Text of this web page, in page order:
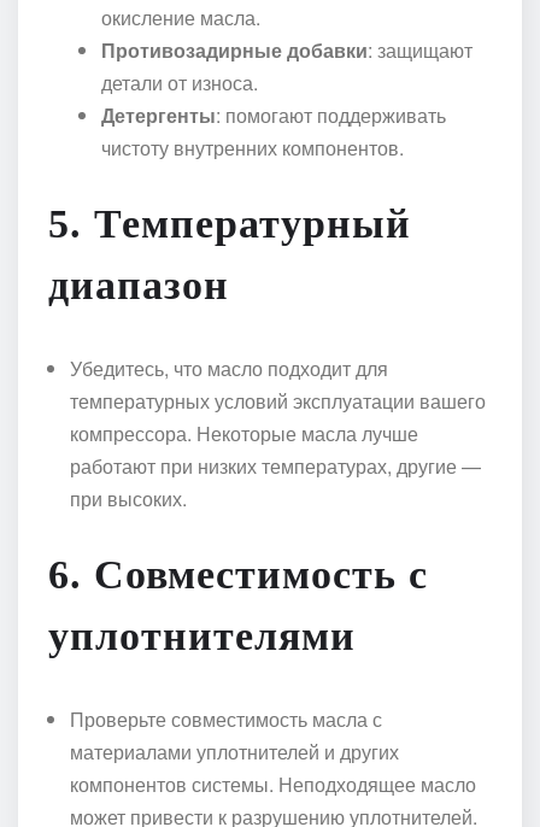
окисление масла.
Противозадирные добавки: защищают
детали от износа.
Детергенты: помогают поддерживать
чистоту внутренних компонентов.
5. Температурный
диапазон
Убедитесь, что масло подходит для
температурных условий эксплуатации вашего
компрессора. Некоторые масла лучше
работают при низких температурах, другие —
при высоких.
6. Совместимость с
уплотнителями
Проверьте совместимость масла с
материалами уплотнителей и других
компонентов системы. Неподходящее масло
может привести к разрушению уплотнителей.